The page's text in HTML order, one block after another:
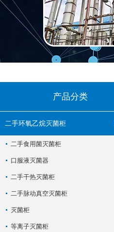
产品分类
二手环氧乙烷灭菌柜
二手食用菌灭菌柜
口服液灭菌器
二手干热灭菌柜
二手脉动真空灭菌柜
灭菌柜
等离子灭菌柜